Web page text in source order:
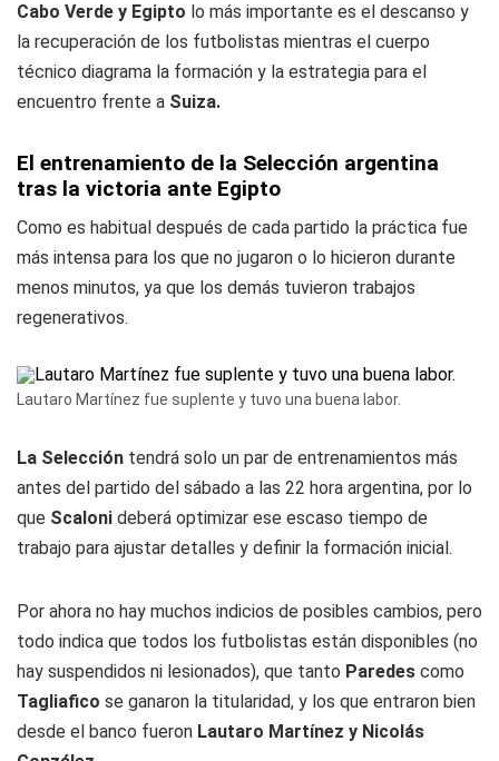
Cabo Verde y Egipto lo más importante es el descanso y
la recuperación de los futbolistas mientras el cuerpo
técnico diagrama la formación y la estrategia para el
encuentro frente a Suiza.
El entrenamiento de la Selección argentina
tras la victoria ante Egipto
Como es habitual después de cada partido la práctica fue
más intensa para los que no jugaron o lo hicieron durante
menos minutos, ya que los demás tuvieron trabajos
regenerativos.
Lautaro Martínez fue suplente y tuvo una buena labor.
La Selección tendrá solo un par de entrenamientos más
antes del partido del sábado a las 22 hora argentina, por lo
que Scaloni deberá optimizar ese escaso tiempo de
trabajo para ajustar detalles y definir la formación inicial.
Por ahora no hay muchos indicios de posibles cambios, pero
todo indica que todos los futbolistas están disponibles (no
hay suspendidos ni lesionados), que tanto Paredes como
Tagliafico se ganaron la titularidad, y los que entraron bien
desde el banco fueron Lautaro Martínez y Nicolás